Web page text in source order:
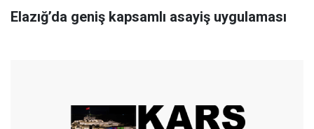
Elazığ’da geniş kapsamlı asayiş uygulaması